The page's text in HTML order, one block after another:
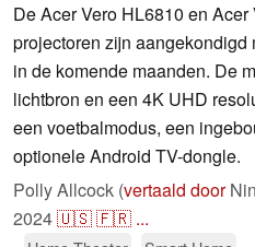
De Acer Vero HL6810 en
projectoren zijn
in de komende maanden. De
lichtbron en een 4K UHD
een voetbalmodus, een
optionele Android TV-dongle.
Polly Allcock (vertaald door
2024🇺🇸🇫🇷 ...